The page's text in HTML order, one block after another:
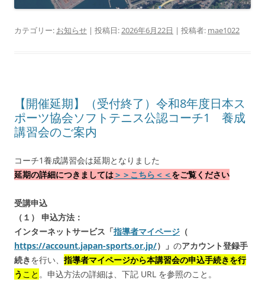
カテゴリー: お知らせ | 投稿日:2026年6月22日 | 投稿者: mae1022
【開催延期】（受付終了）令和8年度日本ス
ポーツ協会ソフトテニス公認コーチ1 養成
講習会のご案内
コーチ1養成講習会は延期となりました
延期の詳細につきましては＞＞こちら＜＜ をご覧ください
受講申込
（１） 申込方法：
インターネットサービス「指導者マイページ （
https://account.japan-sports.or.jp/）」 のアカウント登録手
続きを行い、 指導者マイページから本講習会の申込手続きを行
う こと 。申込方法の詳細は、下記 URL を参照のこと。